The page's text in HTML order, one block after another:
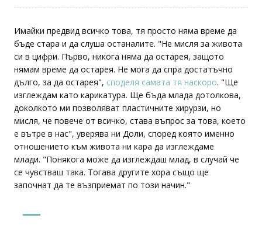
Имайки предвид всичко това, тя просто няма време да
бъде стара и да слуша останалите. "Не мисля за живота
си в цифри. Първо, никога няма да остарея, защото
нямам време да остарея. Не мога да спра достатъчно
дълго, за да остарея", споделя самата тя наскоро. "Ще
изглеждам като карикатура. Ще бъда млада дотолкова,
доколкото ми позволяват пластичните хирурзи, но
мисля, че повече от всичко, става въпрос за това, което
е вътре в нас", уверява ни Доли, според която именно
отношението към живота ни кара да изглеждаме
млади. "Понякога може да изглеждаш млад, в случай че
се чувстваш така. Тогава другите хора също ще
започнат да те възприемат по този начин."